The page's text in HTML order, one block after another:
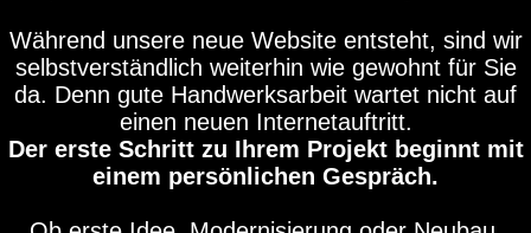
Während unsere neue Website entsteht, sind wir
selbstverständlich weiterhin wie gewohnt für Sie
da. Denn gute Handwerksarbeit wartet nicht auf
einen neuen Internetauftritt.
Der erste Schritt zu Ihrem Projekt beginnt mit
einem persönlichen Gespräch.